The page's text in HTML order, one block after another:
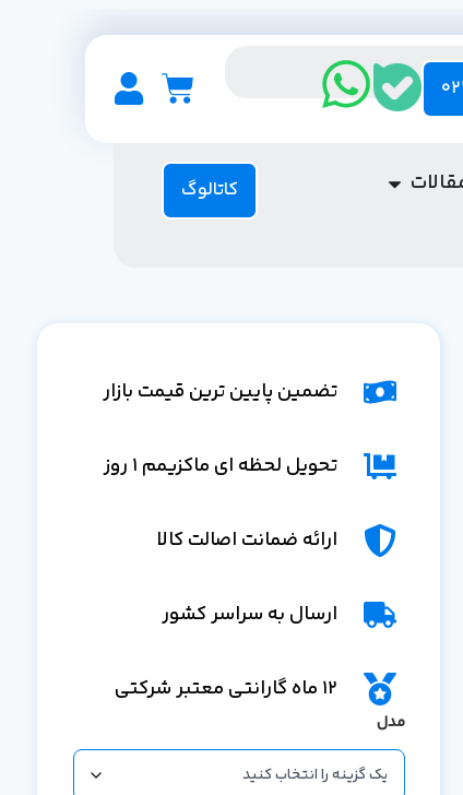
کاتالوگ
تضمین پایین ترین قیمت بازار
تحویل لحظه ای ماکزیمم 1 روز
ارائه ضمانت اصالت کالا
ارسال به سراسر کشور
12 ماه گارانتی معتبر شرکتی
مدل